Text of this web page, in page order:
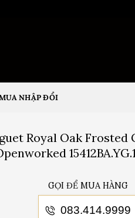
NHẬP ĐỔI
Royal Oak Frosted
GỌI ĐỂ MUA HÀNG
083.414.9999